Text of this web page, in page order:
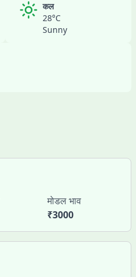
कल
28°C
Sunny
मोडल भाव
₹3000